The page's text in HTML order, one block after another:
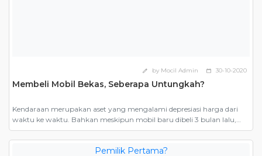
edit by Mocil Admin calendar_today 30-10-2020
Membeli Mobil Bekas, Seberapa Untungkah?
Kendaraan merupakan aset yang mengalami depresiasi harga dari
waktu ke waktu. Bahkan meskipun mobil baru dibeli 3 bulan lalu,
ketika dijual harganya tetap harus mengikuti harga jual mobil bekas.
Inilah salah satu yang menjadi alasan mengapa banyak orang
mengatakan bahwa membeli mobil bekas lebih murah. Namun,